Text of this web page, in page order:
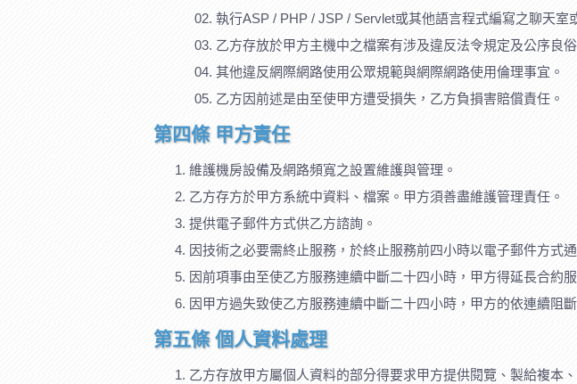
執行ASP / PHP / JSP / Servlet或其他語言程式編寫之聊天室
乙方存放於甲方主機中之檔案有涉及違反法令規定及公序良俗
其他違反網際網路使用公眾規範與網際網路使用倫理事宜。
乙方因前述是由至使甲方遭受損失，乙方負損害賠償責任。
第四條 甲方責任
維護機房設備及網路頻寬之設置維護與管理。
乙方存方於甲方系統中資料、檔案。甲方須善盡維護管理責任。
提供電子郵件方式供乙方諮詢。
因技術之必要需終止服務，於終止服務前四小時以電子郵件方式通
因前項事由至使乙方服務連續中斷二十四小時，甲方得延長合約
因甲方過失致使乙方服務連續中斷二十四小時，甲方的依連續阻
第五條 個人資料處理
乙方存放甲方屬個人資料的部分得要求甲方提供閱覽、製給複本